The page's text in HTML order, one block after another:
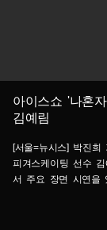
아이스쇼 '나혼
김예림
[서울=뉴시스] 박진
피겨스케이팅 선수
서 주요 장면 시연을